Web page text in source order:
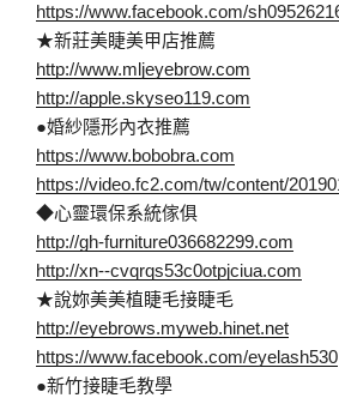
https://www.facebook.com/
★新莊美睫美甲店推薦
http://www.mljeyebrow.com
http://apple.skyseo119.com
●婚紗隱形內衣推薦
https://www.bobobra.com
https://video.fc2.com/tw/content/
◆心靈環保系統傢俱
http://gh-furniture036682299.com
http://xn--cvqrqs53c0otpjciua.com
★說妳美美植睫毛接睫毛
http://eyebrows.myweb.hinet.net
https://www.facebook.com/eyelash530
●新竹接睫毛教學